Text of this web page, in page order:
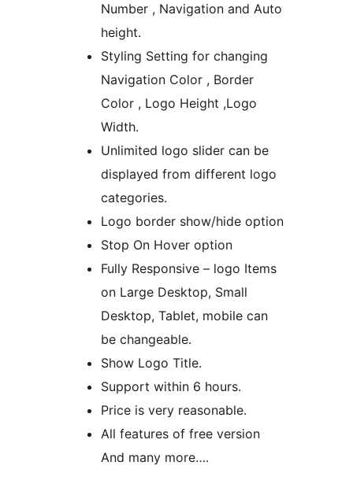
Number , Navigation and Auto
height.
Styling Setting for changing
Navigation Color , Border
Color , Logo Height ,Logo
Width.
Unlimited logo slider can be
displayed from different logo
categories.
Logo border show/hide option
Stop On Hover option
Fully Responsive – logo Items
on Large Desktop, Small
Desktop, Tablet, mobile can
be changeable.
Show Logo Title.
Support within 6 hours.
Price is very reasonable.
All features of free version
And many more….